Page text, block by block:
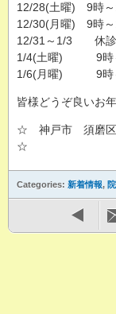
12/28(土曜) 9時
12/30(月曜) 9時～
12/31～1/3 休診
1/4(土曜) 9時
1/6(月曜) 9時
皆様どうぞ良いお
☆ 神戸市 須磨
☆
Categories: 新着情報,